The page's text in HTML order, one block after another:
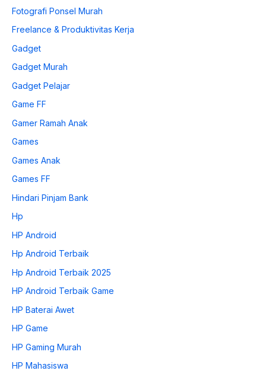
Fotografi Ponsel Murah
Freelance & Produktivitas Kerja
Gadget
Gadget Murah
Gadget Pelajar
Game FF
Gamer Ramah Anak
Games
Games Anak
Games FF
Hindari Pinjam Bank
Hp
HP Android
Hp Android Terbaik
Hp Android Terbaik 2025
HP Android Terbaik Game
HP Baterai Awet
HP Game
HP Gaming Murah
HP Mahasiswa